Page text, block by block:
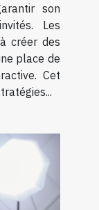
son
Les
créer des
place de
Cet